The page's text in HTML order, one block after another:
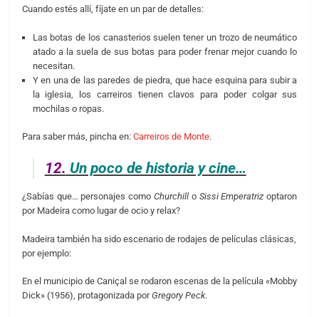
Cuando estés allí, fíjate en un par de detalles:
Las botas de los canasterios suelen tener un trozo de neumático
atado a la suela de sus botas para poder frenar mejor cuando lo
necesitan.
Y en una de las paredes de piedra, que hace esquina para subir a
la iglesia, los carreiros tienen clavos para poder colgar sus
mochilas o ropas.
Para saber más, pincha en: Carreiros de Monte.
12. Un poco de historia y cine…
¿Sabías que… personajes como Churchill o Sissi Emperatriz optaron
por Madeira como lugar de ocio y relax?
Madeira también ha sido escenario de rodajes de películas clásicas,
por ejemplo:
En el municipio de Caniçal se rodaron escenas de la película «Mobby
Dick» (1956), protagonizada porGregory Peck.